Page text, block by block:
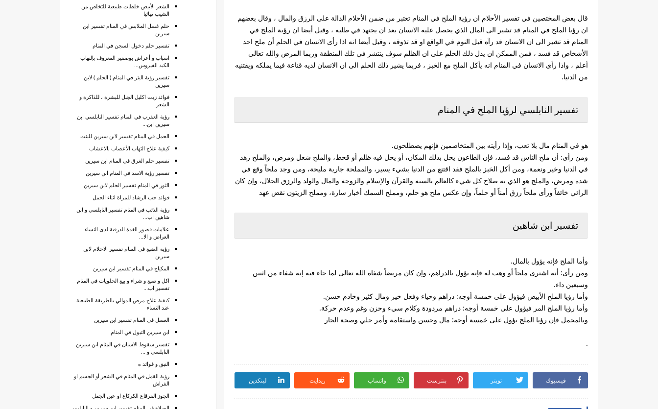
قال بعض المختصين في تفسير الأحلام ان رؤية الملح في المنام تعتبر من ضمن الأحلام الدالة على الرزق والمال ، وقال بعضهم
ان رؤيا الملح في المنام قد تشير الى المال الذي يحصل عليه الانسان بعد ان يجتهد في طلبه ، وقيل أيضا ان رؤية الملح في
المنام قد تشير الى ان الانسان قد رآه قبل النوم في الواقع او قد تذوقه ، وقيل أيضا انه اذا رأى الانسان في الحلم أن ملح احد
الأشخاص قد فسد ، فمن الممكن ان يدل ذلك الحلم على ان الظلم سوف ينتشر في تلك المنطقة وربما المرض والله تعالى
أعلم ، واذا رأى الانسان في المنام انه يأكل الملح مع الخبز ، فربما يشير ذلك الحلم الى ان الانسان لديه قناعة فيما يملكه ويقتنيه
من الدنيا.
تفسير النابلسي لرؤيا الملح في المنام
هو في المنام مال بلا تعب، وإذا رأيته بين المتخاصمين فإنهم يصطلحون.
ومن رأى: أن ملح الناس قد فسد، فإن الطاعون يحل بذلك المكان، أو يحل فيه ظلم أو قحط، والملح شغل ومرض، والملح زهد
في الدنيا وخير ونعمة، ومن أكل الخبز بالملح فقد اقتنع من الدنيا بشيء يسير، والمملحة جارية مليحة، ومن وجد ملحاً وقع في
شدة ومرض، والملح هو الذي به صلاح كل شيء كالعالم بالسنة والقرآن والإسلام والزوجة والمال والولد والرزق الحلال، وإن كان
الرائي خائفاً ورأى ملحاً رزق أمناً أو حلماً، وإن عكس ملح هو حلم، ومملح السمك أخبار سارة، ومملح الزيتون نقض عهد
تفسير ابن شاهين
وأما الملح فإنه يؤول بالمال.
ومن رأى: أنه اشترى ملحاً أو وهب له فإنه يؤول بالدراهم، وإن كان مريضاً شفاه الله تعالى لما جاء فيه إنه شفاء من اثنين
وسبعين داء.
وأما رؤيا الملح الأبيض فيؤول على خمسة أوجه: دراهم وحياء وفعل خير ومال كثير وخادم حسن.
وأما رؤيا الملح المر فيؤول على خمسة أوجه: دراهم مردودة وكلام سيء وحزن وغم وعدم حركة.
وبالمجمل فإن رؤيا الملح يؤول على خمسة أوجه: مال وحسن واستقامة وأمر جلي وصحة الجار
.
فيسبوك تويتر بنترست واتساب ريدايت لينكدين
الشعر الأبيض خلطات طبيعية للتخلص من
الشيب نهائيا
حلم غسل الملابس في المنام تفسير ابن
سيرين
تفسير حلم دخول السجن في المنام
اسباب و أعراض بوصفير المعروف بإلتهاب
الكبد الفيروس...
تفسير رؤية البئر في المنام ( الحلم ) لابن
سيرين
فوائد زيت اكليل الجبل للبشرة ، للذاكرة و
الشعر
رؤية العقرب في المنام تفسير النابلسي ابن
سيرين ابن...
الحمل في المنام تفسير لابن سيرين للبنت
كيفية علاج التهاب الأعصاب بالاعشاب
تفسير حلم الغرق في المنام ابن سيرين
تفسير رؤية الاسد في المنام ابن سيرين
الثور في المنام تفسير الحلم لابن سيرين
فوائد حب الرشاد للمراة اثناء الحمل
رؤية الذئب في المنام تفسير النابلسي و ابن
شاهين اب...
علامات قصور الغدة الدرقية لدى النساء
العراض و الا...
رؤية الضبع في المنام تفسير الاحلام لابن
سيرين
المكياج في المنام تفسير ابن سيرين
اكل و صنع و شراء و بيع الحلويات في المنام
تفسير اب...
كيفية علاج مرض الدوالي بالطريقة الطبيعية
عند النساء
العسل في المنام تفسير ابن سيرين
ابن سيرين التبول في المنام
تفسير سقوط الاسنان في المنام ابن سيرين
النابلسي و ...
النبق و فوائد ه
رؤية القمل في المنام في الشعر أو الجسم او
الفراش
الجوز القرقاع الكركاع او عين الجمل